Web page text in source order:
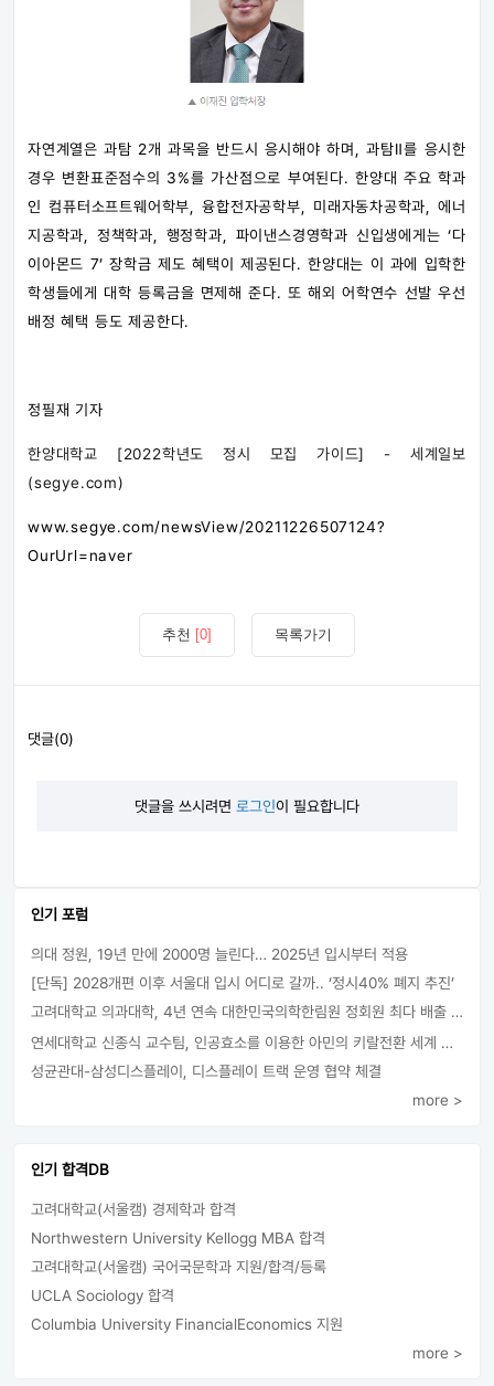
자연계열은 과탐 2개 과목을 반드시 응시해야 하며, 과탐Ⅱ를 응시한
경우 변환표준점수의 3%를 가산점으로 부여된다. 한양대 주요 학과
인 컴퓨터소프트웨어학부, 융합전자공학부, 미래자동차공학과, 에너
지공학과, 정책학과, 행정학과, 파이낸스경영학과 신입생에게는 ‘다
이아몬드 7’ 장학금 제도 혜택이 제공된다. 한양대는 이 과에 입학한
학생들에게 대학 등록금을 면제해 준다. 또 해외 어학연수 선발 우선
배정 혜택 등도 제공한다.
정필재 기자
한양대학교 [2022학년도 정시 모집 가이드] - 세계일보
(segye.com)
www.segye.com/newsView/20211226507124?
OurUrl=naver
추천 [0] 목록가기
댓글(0)
댓글을 쓰시려면 로그인이 필요합니다
인기 포럼
의대 정원, 19년 만에 2000명 늘린다… 2025년 입시부터 적용
[단독] 2028개편 이후 서울대 입시 어디로 갈까.. ‘정시40% 폐지 추진’
고려대학교 의과대학, 4년 연속 대한민국의학한림원 정회원 최다 배출 外
연세대학교 신종식 교수팀, 인공효소를 이용한 아민의 키랄전환 세계 최초로 성공
성균관대-삼성디스플레이, 디스플레이 트랙 운영 협약 체결
more >
인기 합격DB
고려대학교(서울캠) 경제학과 합격
Northwestern University Kellogg MBA 합격
고려대학교(서울캠) 국어국문학과 지원/합격/등록
UCLA Sociology 합격
Columbia University FinancialEconomics 지원
more >